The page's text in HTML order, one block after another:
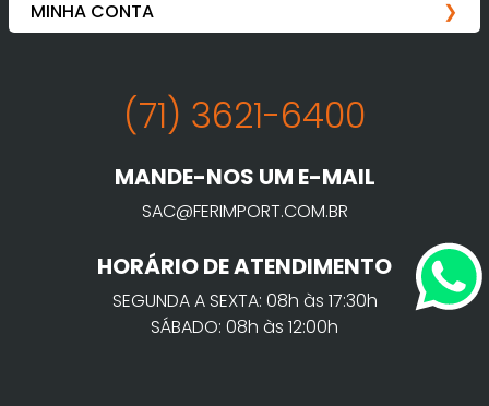
(71) 3621-6400
MANDE-NOS UM E-MAIL
SAC@FERIMPORT.COM.BR
HORÁRIO DE ATENDIMENTO
SEGUNDA A SEXTA: 08h às 17:30h
SÁBADO: 08h às 12:00h